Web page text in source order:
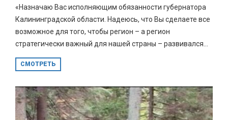
«Назначаю Вас исполняющим обязанности губернатора
Калининградской области. Надеюсь, что Вы сделаете все
возможное для того, чтобы регион – а регион
стратегически важный для нашей страны – развивался...
СМОТРЕТЬ